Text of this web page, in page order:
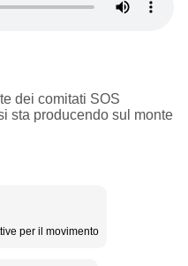
dei comitati SOS
sta producendo sul monte
per il movimento